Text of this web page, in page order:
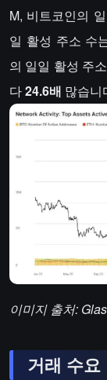
M, 비트코인의
일 활성 주소 수
의 일일 활성 주
다24.6배 많습니
이미지 출처:
거래 수